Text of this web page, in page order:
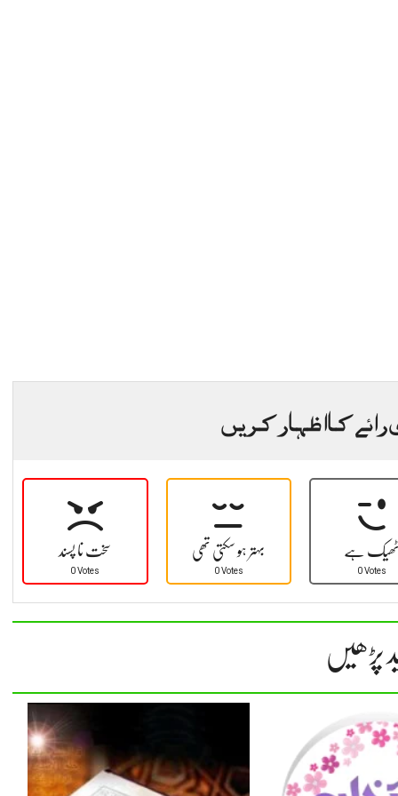
کا اظہار کریں
سخت نا پسند
0 Votes
بہتر ہو سکتی تھی
0 Votes
ہے
0 Votes
پڑھیں